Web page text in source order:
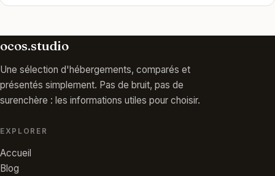
ocos.studio
Une sélection d'hébergements, comparés et
présentés simplement. Pas de bruit, pas de
surenchère : les informations utiles pour choisir.
EXPLORER
Accueil
Blog